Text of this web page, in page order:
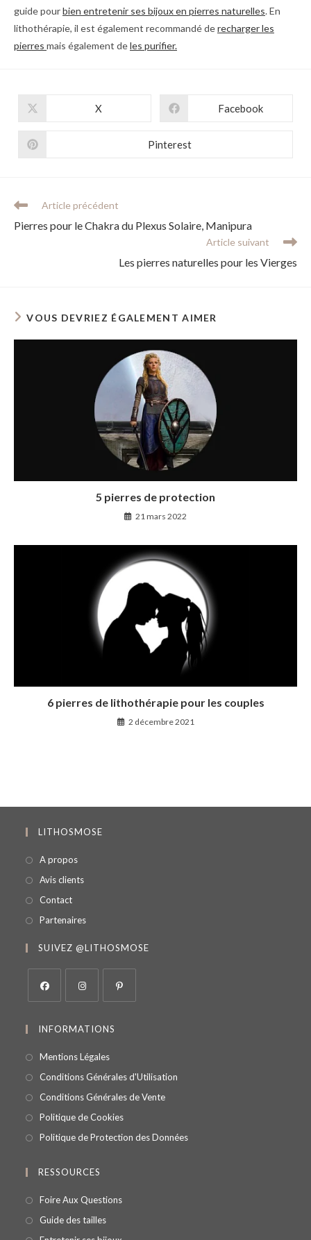
guide pourbien entretenir ses bijoux en pierres naturelles. En
lithothérapie, il est également recommandé derecharger les
pierres mais également deles purifier.
X Facebook
Pinterest
Article précédent
Pierres pour le Chakra du Plexus Solaire, Manipura
Article suivant
Les pierres naturelles pour les Vierges
VOUS DEVRIEZ ÉGALEMENT AIMER
5 pierres de protection
21 mars 2022
6 pierres de lithothérapie pour les couples
2 décembre 2021
LITHOSMOSE
A propos
Avis clients
Contact
Partenaires
SUIVEZ @LITHOSMOSE
INFORMATIONS
Mentions Légales
Conditions Générales d'Utilisation
Conditions Générales de Vente
Politique de Cookies
Politique de Protection des Données
RESSOURCES
Foire Aux Questions
Guide des tailles